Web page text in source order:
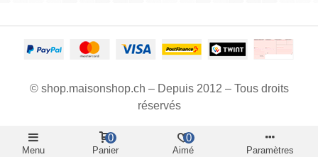
© shop.maisonshop.ch – Depuis 2012 – Tous droits
réservés
Menu Panier
0
Aimé
0
Paramètres